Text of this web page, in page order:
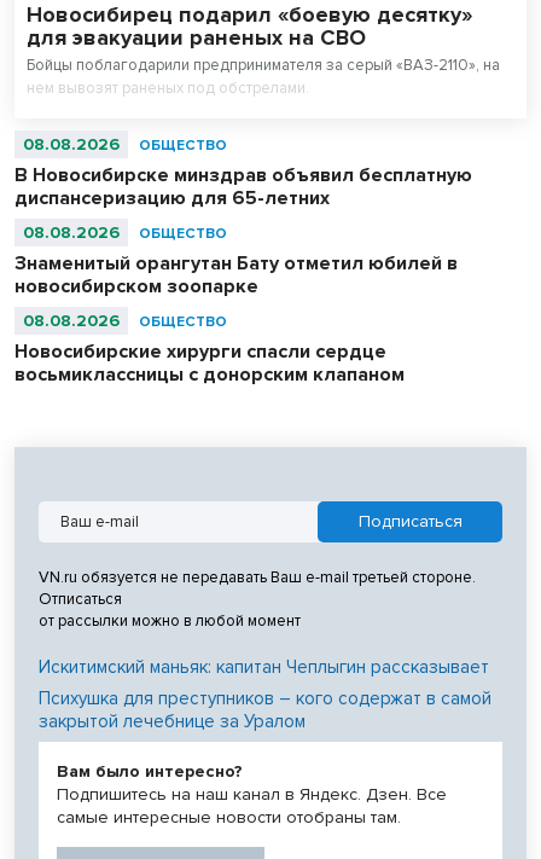
Новосибирец подарил «боевую десятку»
для эвакуации раненых на СВО
Бойцы поблагодарили предпринимателя за серый «ВАЗ-2110», на
нем вывозят раненых под обстрелами.
08.08.2026 ОБЩЕСТВО
В Новосибирске минздрав объявил бесплатную
диспансеризацию для 65-летних
08.08.2026 ОБЩЕСТВО
Знаменитый орангутан Бату отметил юбилей в
новосибирском зоопарке
08.08.2026 ОБЩЕСТВО
Новосибирские хирурги спасли сердце
восьмиклассницы с донорским клапаном
VN.ru обязуется не передавать Ваш e-mail третьей стороне.
Отписаться
от рассылки можно в любой момент
Искитимский маньяк: капитан Чеплыгин рассказывает
Психушка для преступников – кого содержат в самой
закрытой лечебнице за Уралом
Вам было интересно?
Подпишитесь на наш канал в Яндекс. Дзен. Все
самые интересные новости отобраны там.